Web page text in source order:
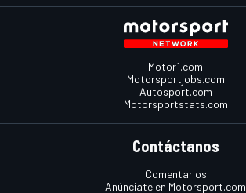
Motor1.com
Motorsportjobs.com
Autosport.com
Motorsportstats.com
Contáctanos
Comentarios
Anúnciate en Motorsport.com